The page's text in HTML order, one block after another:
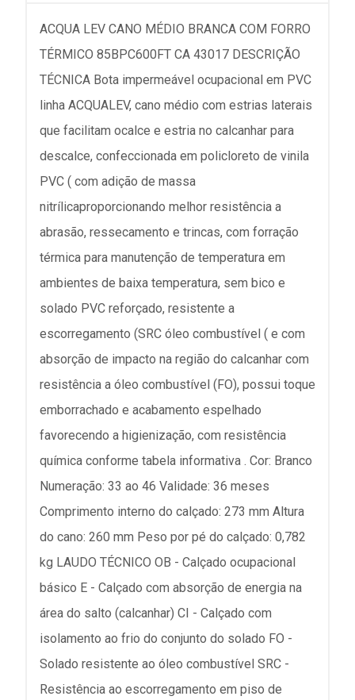
ACQUA LEV CANO MÉDIO BRANCA COM FORRO
TÉRMICO 85BPC600FT CA 43017 DESCRIÇÃO
TÉCNICA Bota impermeável ocupacional em PVC
linha ACQUALEV, cano médio com estrias laterais
que facilitam ocalce e estria no calcanhar para
descalce, confeccionada em policloreto de vinila
PVC ( com adição de massa
nitrílicaproporcionando melhor resistência a
abrasão, ressecamento e trincas, com forração
térmica para manutenção de temperatura em
ambientes de baixa temperatura, sem bico e
solado PVC reforçado, resistente a
escorregamento (SRC óleo combustível ( e com
absorção de impacto na região do calcanhar com
resistência a óleo combustível (FO), possui toque
emborrachado e acabamento espelhado
favorecendo a higienização, com resistência
química conforme tabela informativa . Cor: Branco
Numeração: 33 ao 46 Validade: 36 meses
Comprimento interno do calçado: 273 mm Altura
do cano: 260 mm Peso por pé do calçado: 0,782
kg LAUDO TÉCNICO OB - Calçado ocupacional
básico E - Calçado com absorção de energia na
área do salto (calcanhar) CI - Calçado com
isolamento ao frio do conjunto do solado FO -
Solado resistente ao óleo combustível SRC -
Resistência ao escorregamento em piso de